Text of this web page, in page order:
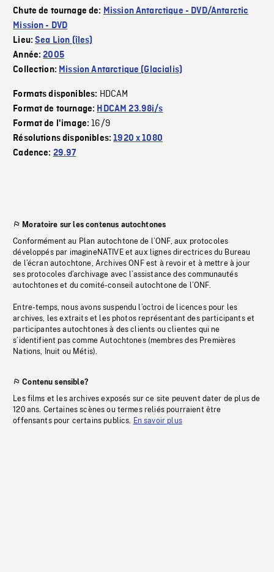
Chute de tournage de: Mission Antarctique - DVD/Antarctic
Mission - DVD
Lieu:Sea Lion (îles)
Année:2005
Collection: Mission Antarctique (Glacialis)
Formats disponibles: HDCAM
Format de tournage: HDCAM 23.98i/s
Format de l'image:16/9
Résolutions disponibles:1920 x 1080
Cadence: 29.97
Moratoire sur les contenus autochtones
Conformément au Plan autochtone de l’ONF, aux protocoles
développés par imagineNATIVE et aux lignes directrices du Bureau
de l’écran autochtone, Archives ONF est à revoir et à mettre à jour
ses protocoles d’archivage avec l’assistance des communautés
autochtones et du comité-conseil autochtone de l’ONF.
Entre-temps, nous avons suspendu l’octroi de licences pour les
archives, les extraits et les photos représentant des participants et
participantes autochtones à des clients ou clientes qui ne
s’identifient pas comme Autochtones (membres des Premières
Nations, Inuit ou Métis).
Contenu sensible?
Les films et les archives exposés sur ce site peuvent dater de plus de
120 ans. Certaines scènes ou termes reliés pourraient être
offensants pour certains publics. En savoir plus